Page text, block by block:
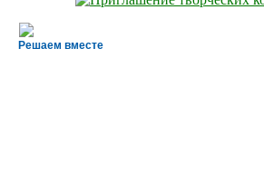
Решаем вместе